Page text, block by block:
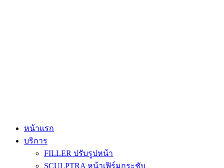
หน้าแรก
บริการ
FILLER ปรับรูปหน้า
SCULPTRA หน้าเฟิร์มกระชับ